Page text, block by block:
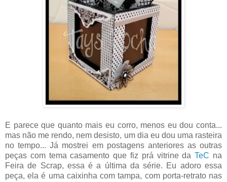
E parece que quanto mais eu corro, menos eu dou conta...
mas não me rendo, nem desisto, um dia eu dou uma rasteira
no tempo... Já mostrei em postagens anteriores as outras
peças com tema casamento que fiz prá vitrine daTeC na
Feira de Scrap, essa é a última da série. Eu adoro essa
peça, ela é uma caixinha com tampa, com porta-retrato nas